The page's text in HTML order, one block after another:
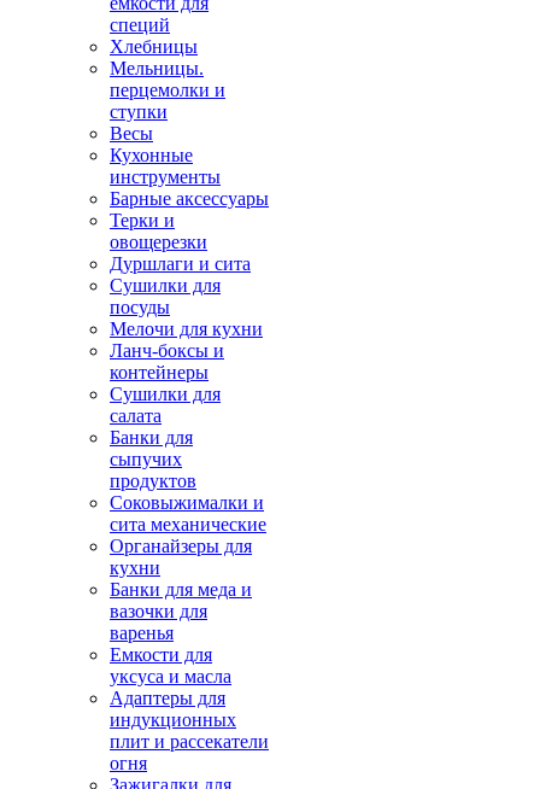
специй
Хлебницы
Мельницы.
перцемолки и
ступки
Весы
Кухонные
инструменты
Барные аксессуары
Терки и
овощерезки
Дуршлаги и сита
Сушилки для
посуды
Мелочи для кухни
Ланч-боксы и
контейнеры
Сушилки для
салата
Банки для
сыпучих
продуктов
Соковыжималки и
сита механические
Органайзеры для
кухни
Банки для меда и
вазочки для
варенья
Емкости для
уксуса и масла
Адаптеры для
индукционных
плит и рассекатели
огня
Зажигалки для